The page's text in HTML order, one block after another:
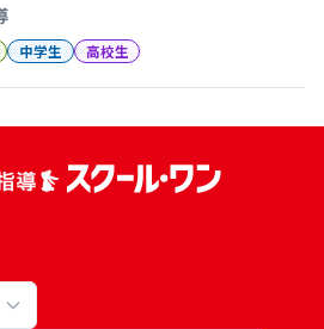
中学生 高校生